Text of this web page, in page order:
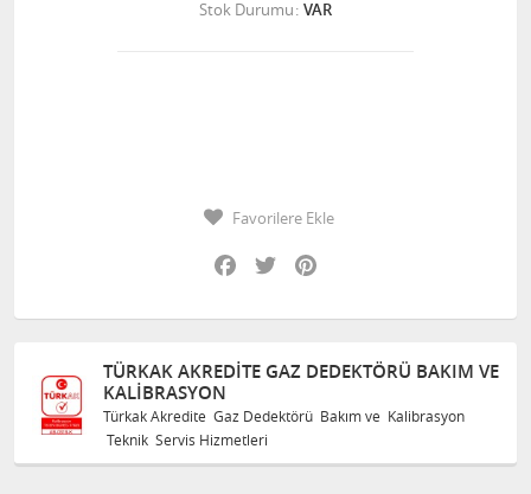
Stok Durumu VAR
Favorilere Ekle
Facebook
Twitter
TÜRKAK AKREDITE GAZ DEDEKTÖRÜ BAKIM VE
KALIBRASYON
Türkak Akredite Gaz Dedektörü Bakım ve Kalibrasyon
Teknik Servis Hizmetleri